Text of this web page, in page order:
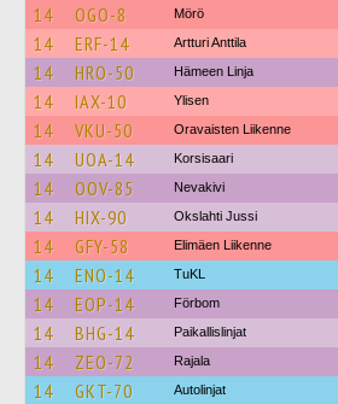
14 OGO-8 Mörö
14 ERF-14 Artturi Anttila
14 HRO-50 Hämeen Linja
14 IAX-10 Ylisen
14 VKU-50 Oravaisten Liikenne
14 UOA-14 Korsisaari
14 OOV-85 Nevakivi
14 HIX-90 Okslahti Jussi
14 GFY-58 Elimäen Liikenne
14 ENO-14 TuKL
14 EOP-14 Förbom
14 BHG-14 Paikallislinjat
14 ZEO-72 Rajala
14 GKT-70 Autolinjat